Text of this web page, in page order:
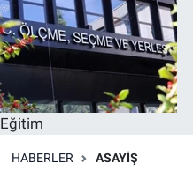
Eğitim
HABERLER ASAYİŞ